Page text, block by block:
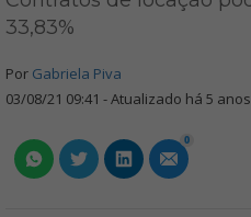
33,83%
Por Gabriela Piva
03/08/21 09:41 - Atualizado há 5 anos
0